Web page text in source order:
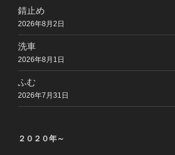
錆止め
2026年8月2日
洗車
2026年8月1日
ふむ
2026年7月31日
２０２０年～